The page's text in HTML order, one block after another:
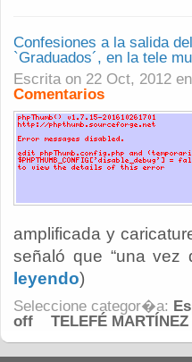
Confesiones a la salida
`Graduados´, en la tele
Escrita on 22 Oct, 2012
Comentarios
amplificada y
señaló que “una vez
leyendo)
Seleccione categor�a:
off
TELEFÉ MARTÍNEZ